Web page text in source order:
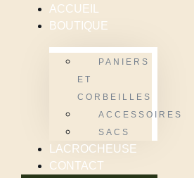
ACCUEIL
BOUTIQUE
PANIERS
ET
CORBEILLES
ACCESSOIRES
SACS
LACROCHEUSE
CONTACT